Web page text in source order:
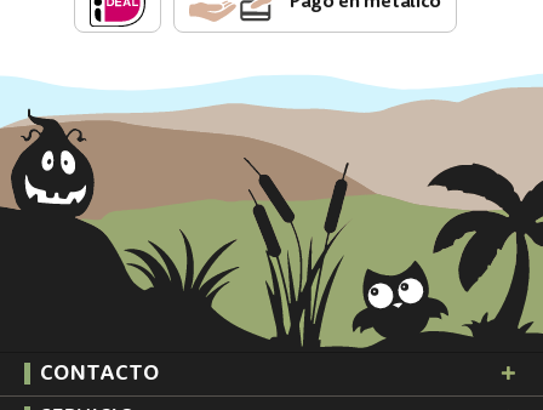
CONTACTO